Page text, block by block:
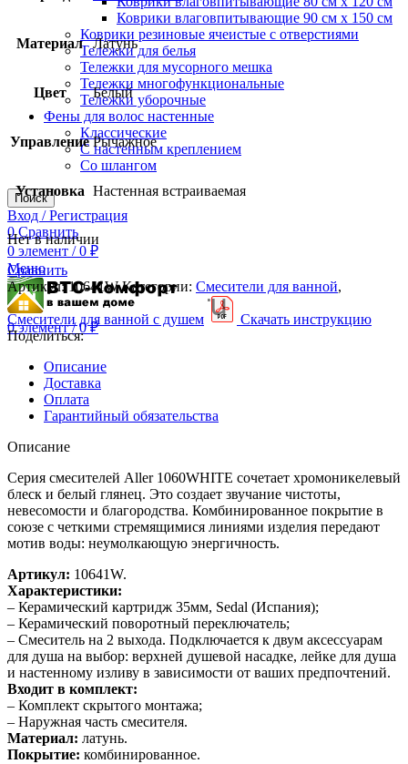
Коврики влаговпитывающие 90 см х 150 см
Коврики резиновые ячеистые с отверстиями
Тележки для белья
Тележки для мусорного мешка
Тележки многофункциональные
Тележки уборочные
Фены для волос настенные
Классические
С настенным креплением
Со шлангом
Поиск
Вход / Регистрация
0 Сравнить
0 элемент / 0 ₽
Меню
0элемент / 0₽
Материал Латунь
Цвет Белый
Управление Рычажное
Установка Настенная встраиваемая
Нет в наличии
Сравнить
Артикул:10641WКатегории: Смесители для ванной,
Смесители для ванной с душем
Скачать инструкцию
Поделиться:
Описание
Доставка
Оплата
Гарантийный обязательства
Описание
Серия смесителей Aller 1060WHITE сочетает хромоникелевый
блеск и белый глянец. Это создает звучание чистоты,
невесомости и благородства. Комбинированное покрытие в
союзе с четкими стремящимися линиями изделия передают
мотив воды: неумолкающую энергичность.
Артикул: 10641W.
Характеристики:
– Керамический картридж 35мм, Sedal (Испания);
– Керамический поворотный переключатель;
– Смеситель на 2 выхода. Подключается к двум аксессуарам
для душа на выбор: верхней душевой насадке, лейке для душа
и настенному изливу в зависимости от ваших предпочтений.
Входит в комплект:
– Комплект скрытого монтажа;
– Наружная часть смесителя.
Материал: латунь.
Покрытие: комбинированное.